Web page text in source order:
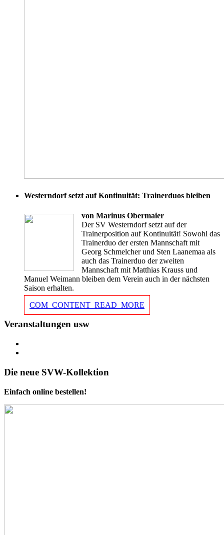
Westerndorf setzt auf Kontinuität: Trainerduos bleiben
von Marinus Obermaier
Der SV Westerndorf setzt auf der
Trainerposition auf Kontinuität! Sowohl das
Trainerduo der ersten Mannschaft mit
Georg Schmelcher und Sten Laanemaa als
auch das Trainerduo der zweiten
Mannschaft mit Matthias Krauss und
Manuel Weimann bleiben dem Verein auch in der nächsten
Saison erhalten.
COM_CONTENT_READ_MORE
Veranstaltungen usw
Die neue SVW-Kollektion
Einfach online bestellen!